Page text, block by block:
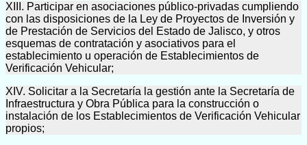
XIII. Participar en asociaciones público-privadas cumpliendo
con las disposiciones de la Ley de Proyectos de Inversión y
de Prestación de Servicios del Estado de Jalisco, y otros
esquemas de contratación y asociativos para el
establecimiento u operación de Establecimientos de
Verificación Vehicular;
XIV. Solicitar a la Secretaría la gestión ante la Secretaría de
Infraestructura y Obra Pública para la construcción o
instalación de los Establecimientos de Verificación Vehicular
propios;